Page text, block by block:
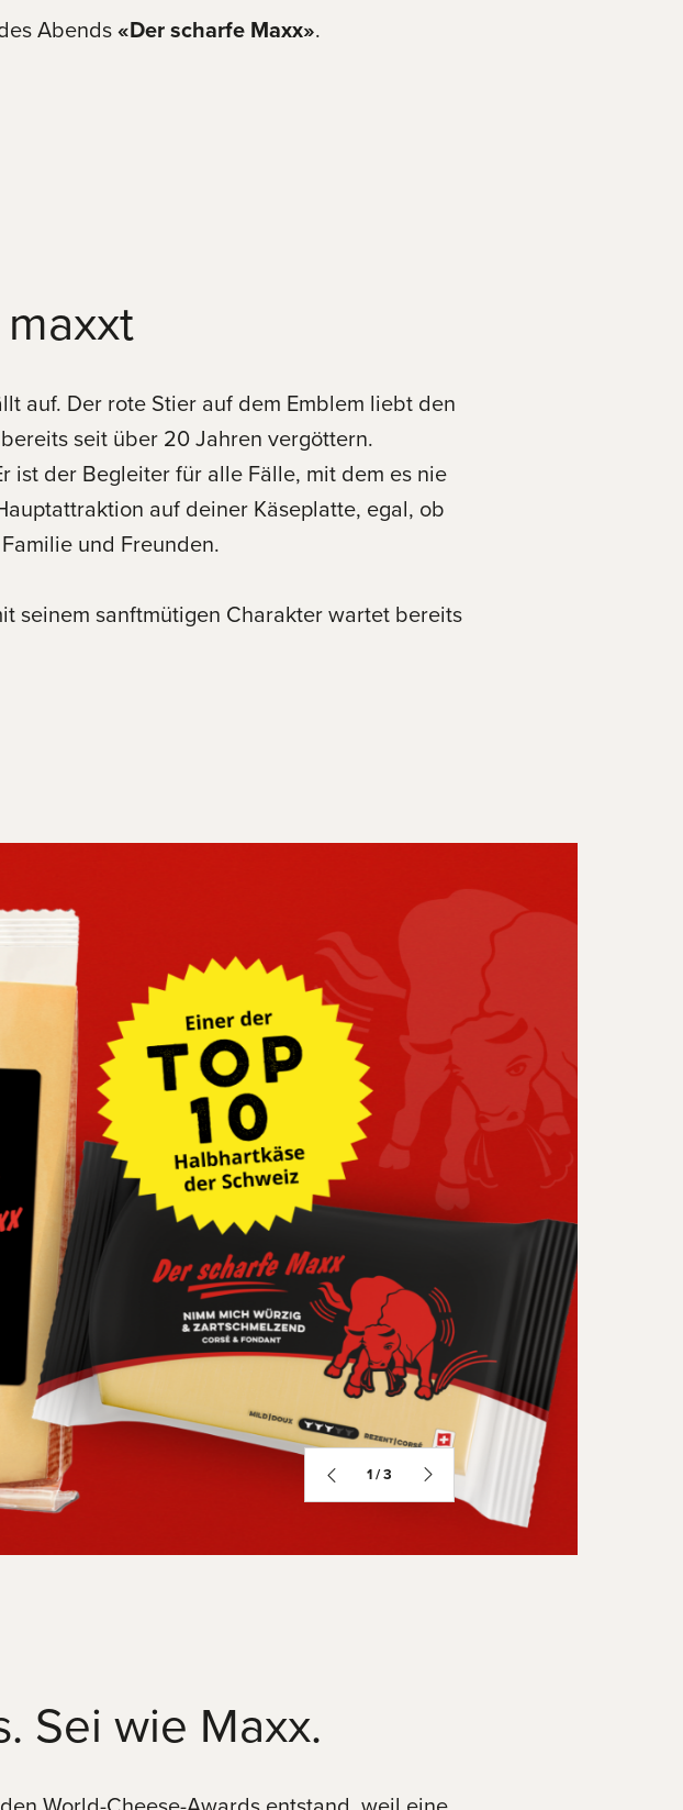
Abends«Der scharfe Maxx».
auf. Der rote Stier auf dem Emblem liebt den
seit über 20 Jahren vergöttern.
ist der Begleiter für alle Fälle, mit dem es nie
auf deiner Käseplatte, egal, ob
und Freunden.
seinem sanftmütigen Charakter wartet bereits
2 3
Sei wie Maxx.